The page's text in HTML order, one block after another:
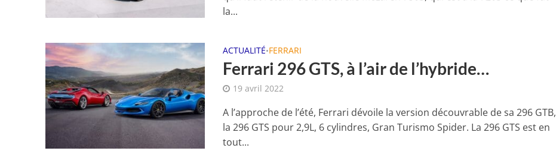
la...
ACTUALITÉ•FERRARI
Ferrari 296 GTS, à l’air de l’hybride…
19 avril 2022
A l’approche de l’été, Ferrari dévoile la version découvrable de sa 296 GTB,
la 296 GTS pour 2,9L, 6 cylindres, Gran Turismo Spider. La 296 GTS est en
tout...